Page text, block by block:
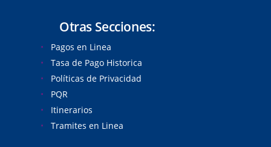
Otras Secciones:
Pagos en Linea
Tasa de Pago Historica
Políticas de Privacidad
PQR
Itinerarios
Tramites en Linea